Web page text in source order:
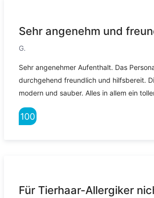
Sehr angenehm und
G.
Sehr angenehmer Aufenthalt. Das
durchgehend freundlich und hilfsbereit.
modern und sauber. Alles in allem ein
100
Für Tierhaar-Allergiker